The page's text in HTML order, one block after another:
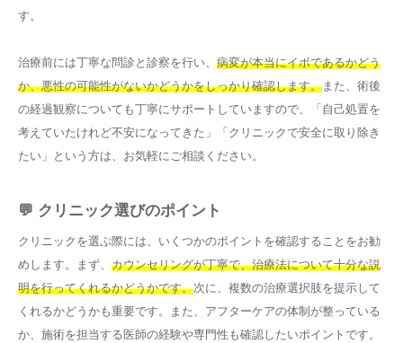
す。
治療前には丁寧な問診と診察を行い、 病変が本当にイボであるかどう
か、悪性の可能性がないかどうかをしっかり確認します。 また、術後
の経過観察についても丁寧にサポートしていますので、「自己処置を
考えていたけれど不安になってきた」「クリニックで安全に取り除き
たい」という方は、お気軽にご相談ください。
💬 クリニック選びのポイント
クリニックを選ぶ際には、いくつかのポイントを確認することをお勧
めします。まず、 カウンセリングが丁寧で、治療法について十分な説
明を行ってくれるかどうかです。次に、複数の治療選択肢を提示して
くれるかどうかも重要です。また、アフターケアの体制が整っている
か、施術を担当する医師の経験や専門性も確認したいポイントです。